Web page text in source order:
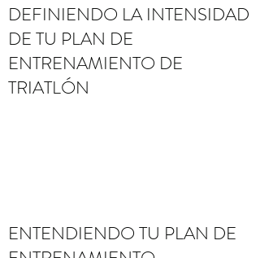
DEFINIENDO LA INTENSIDAD
DE TU PLAN DE
ENTRENAMIENTO DE
TRIATLÓN
ENTENDIENDO TU PLAN DE